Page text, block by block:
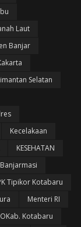
Laut
Banjar
Selatan
Kecelakaan
KESEHATAN
Tipikor Kotabaru
Menteri RI
OKab. Kotabaru